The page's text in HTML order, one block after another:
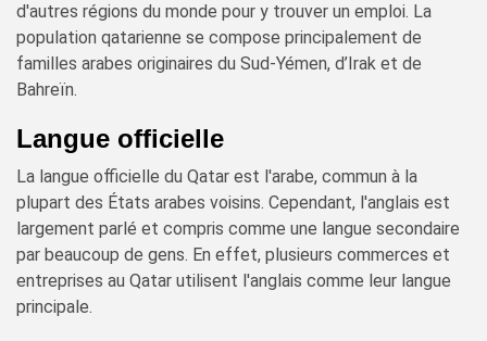
d'autres régions du monde pour y trouver un emploi. La
population qatarienne se compose principalement de
familles arabes originaires du Sud-Yémen, d’Irak et de
Bahreïn.
Langue officielle
La langue officielle du Qatar est l'arabe, commun à la
plupart des États arabes voisins. Cependant, l'anglais est
largement parlé et compris comme une langue secondaire
par beaucoup de gens. En effet, plusieurs commerces et
entreprises au Qatar utilisent l'anglais comme leur langue
principale.